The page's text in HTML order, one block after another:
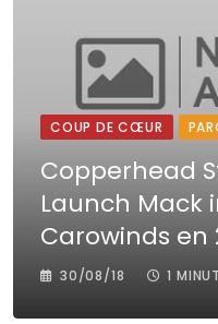
COUP DE CŒUR
Copperhead
Launch Mack
Carowinds en
30/08/18 1